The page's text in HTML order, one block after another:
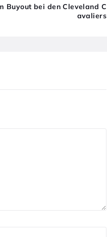
Buyout bei den Cleveland C
avaliers